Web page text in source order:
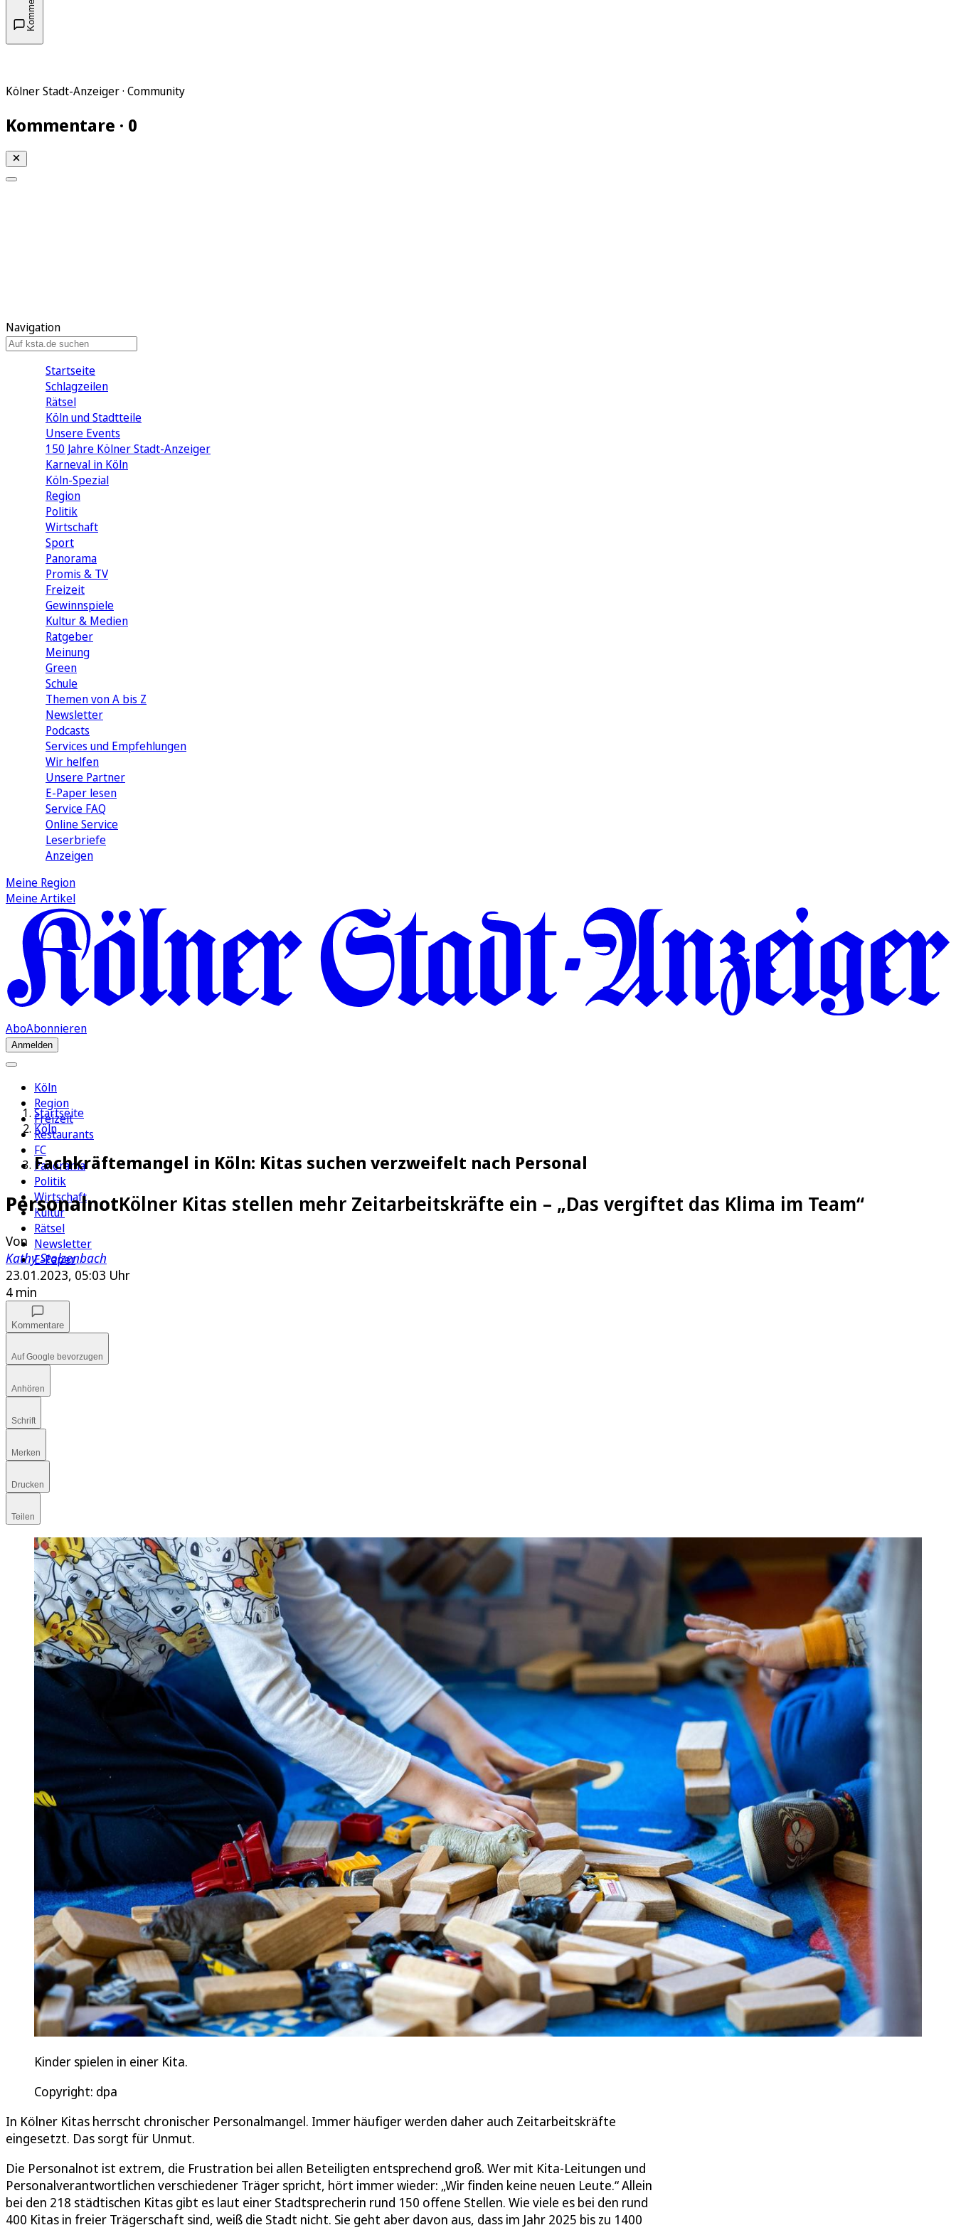
Kölner Stadt-Anzeiger · Community
Kommentare · 0
Navigation
Startseite
Schlagzeilen
Rätsel
Köln und Stadtteile
Unsere Events
150 Jahre Kölner Stadt-Anzeiger
Karneval in Köln
Köln-Spezial
Region
Politik
Wirtschaft
Sport
Panorama
Promis & TV
Freizeit
Gewinnspiele
Kultur & Medien
Ratgeber
Meinung
Green
Schule
Themen von A bis Z
Newsletter
Podcasts
Services und Empfehlungen
Wir helfen
Unsere Partner
E-Paper lesen
Service FAQ
Online Service
Leserbriefe
Anzeigen
Meine Region
Meine Artikel
AboAbonnieren
Anmelden
Köln
Region
Freizeit
Restaurants
FC
Panorama
Politik
Wirtschaft
Kultur
Rätsel
Newsletter
E-Paper
Startseite
Köln
Fachkräftemangel in Köln: Kitas suchen verzweifelt nach Personal
PersonalnotKölner Kitas stellen mehr Zeitarbeitskräfte ein – „Das vergiftet das Klima im Team“
Von
Kathy Stolzenbach
23.01.2023, 05:03 Uhr
4 min
Kommentare
Auf Google bevorzugen
Anhören
Schrift
Merken
Drucken
Teilen
Kinder spielen in einer Kita.
Copyright: dpa
In Kölner Kitas herrscht chronischer Personalmangel. Immer häufiger werden daher auch Zeitarbeitskräfte
eingesetzt. Das sorgt für Unmut.
Die Personalnot ist extrem, die Frustration bei allen Beteiligten entsprechend groß. Wer mit Kita-Leitungen und
Personalverantwortlichen verschiedener Träger spricht, hört immer wieder: „Wir finden keine neuen Leute.“ Allein
bei den 218 städtischen Kitas gibt es laut einer Stadtsprecherin rund 150 offene Stellen. Wie viele es bei den rund
400 Kitas in freier Trägerschaft sind, weiß die Stadt nicht. Sie geht aber davon aus, dass im Jahr 2025 bis zu 1400